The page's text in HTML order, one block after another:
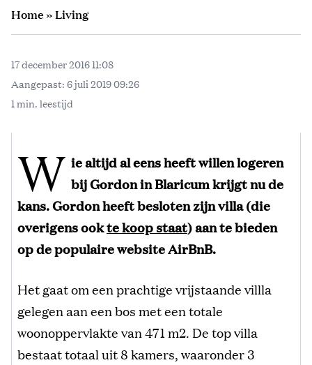
Home»Living
17 december 2016 11:08
Aangepast: 6 juli 2019 09:26
1 min. leestijd
W ie altijd al eens heeft willen logeren
bij Gordon in Blaricum krijgt nu de
kans. Gordon heeft besloten zijn villa (die
overigens ookte koop staat) aan te bieden
op de populaire website AirBnB.
Het gaat om een prachtige vrijstaande villla
gelegen aan een bos met een totale
woonoppervlakte van 471 m2. De top villa
bestaat totaal uit 8 kamers, waaronder 3